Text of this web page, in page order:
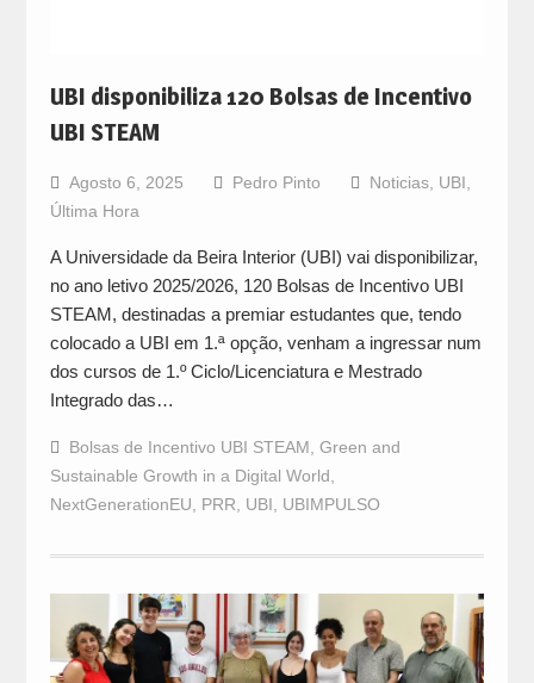
UBI disponibiliza 120 Bolsas de Incentivo
UBI STEAM
Agosto 6, 2025 Pedro Pinto Noticias, UBI
Última Hora
A Universidade da Beira Interior (UBI) vai disponibilizar,
no ano letivo 2025/2026, 120 Bolsas de Incentivo UBI
STEAM, destinadas a premiar estudantes que, tendo
colocado a UBI em 1.ª opção, venham a ingressar num
dos cursos de 1.º Ciclo/Licenciatura e Mestrado
Integrado das…
Bolsas de Incentivo UBI STEAM Green and
Sustainable Growth in a Digital World
NextGenerationEU
PRR UBI UBIMPULSO